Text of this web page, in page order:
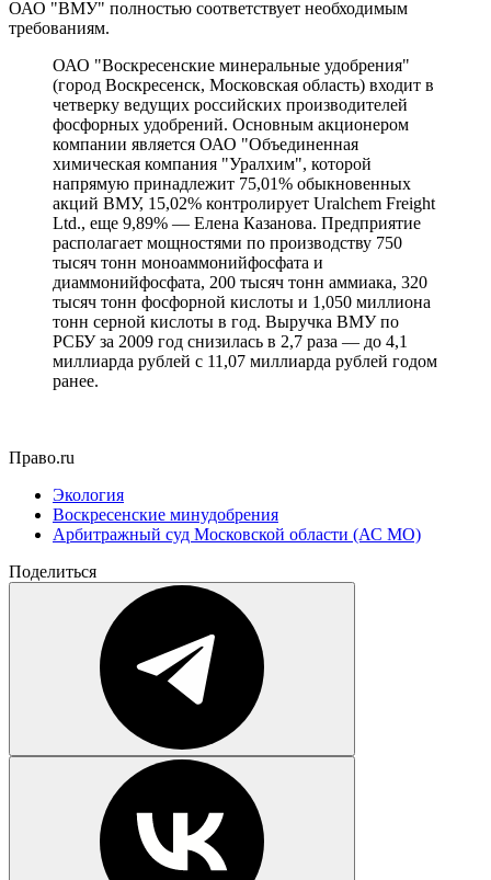
ОАО "ВМУ" полностью соответствует необходимым
требованиям.
ОАО "Воскресенские минеральные удобрения"
(город Воскресенск, Московская область) входит в
четверку ведущих российских производителей
фосфорных удобрений. Основным акционером
компании является ОАО "Объединенная
химическая компания "Уралхим", которой
напрямую принадлежит 75,01% обыкновенных
акций ВМУ, 15,02% контролирует Uralchem Freight
Ltd., еще 9,89% — Елена Казанова. Предприятие
располагает мощностями по производству 750
тысяч тонн моноаммонийфосфата и
диаммонийфосфата, 200 тысяч тонн аммиака, 320
тысяч тонн фосфорной кислоты и 1,050 миллиона
тонн серной кислоты в год. Выручка ВМУ по
РСБУ за 2009 год снизилась в 2,7 раза — до 4,1
миллиарда рублей с 11,07 миллиарда рублей годом
ранее.
Право.ru
Экология
Воскресенские минудобрения
Арбитражный суд Московской области (АС МО)
Поделиться